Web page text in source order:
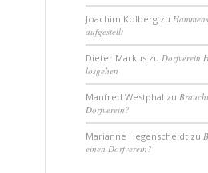
Joachim.Kolberg zu
aufgestellt
Dieter Markus zuDorfverein
losgehen
Manfred Westphal zu
Dorfverein?
Marianne Hegenscheidt zu
einen Dorfverein?